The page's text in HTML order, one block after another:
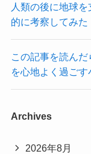
人類の後に地球
的に考察してみた
この記事を読ん
を心地よく過ごす
Archives
2026年8月